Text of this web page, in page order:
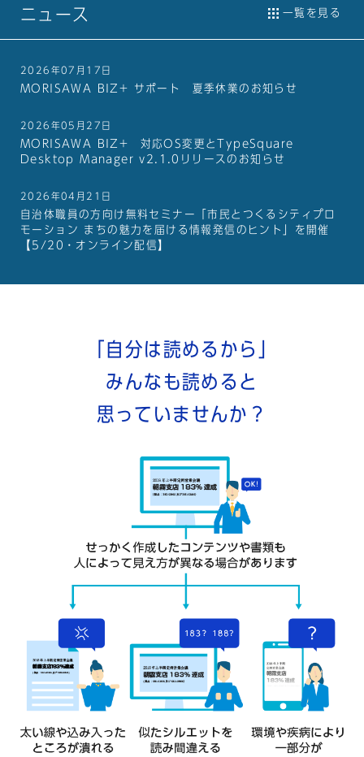
ニュース 一覧を見る
2026年07月17日
MORISAWA BIZ+ サポート 夏季休業のお知らせ
2026年05月27日
MORISAWA BIZ+ 対応OS変更とTypeSquare
Desktop Manager v2.1.0リリースのお知らせ
2026年04月21日
自治体職員の方向け無料セミナー「市民とつくるシティプロ
モーション まちの魅力を届ける情報発信のヒント」を開催
【5/20・オンライン配信】
「自分は読めるから」
みんなも読めると
思っていませんか？